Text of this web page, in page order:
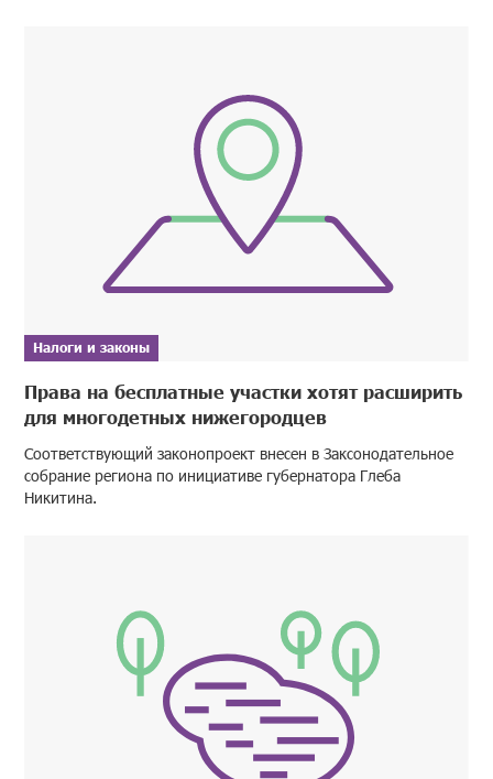
Налоги и законы
Права на бесплатные участки хотят расширить
для многодетных нижегородцев
Соответствующий законопроект внесен в Заксонодательное
собрание региона по инициативе губернатора Глеба
Никитина.